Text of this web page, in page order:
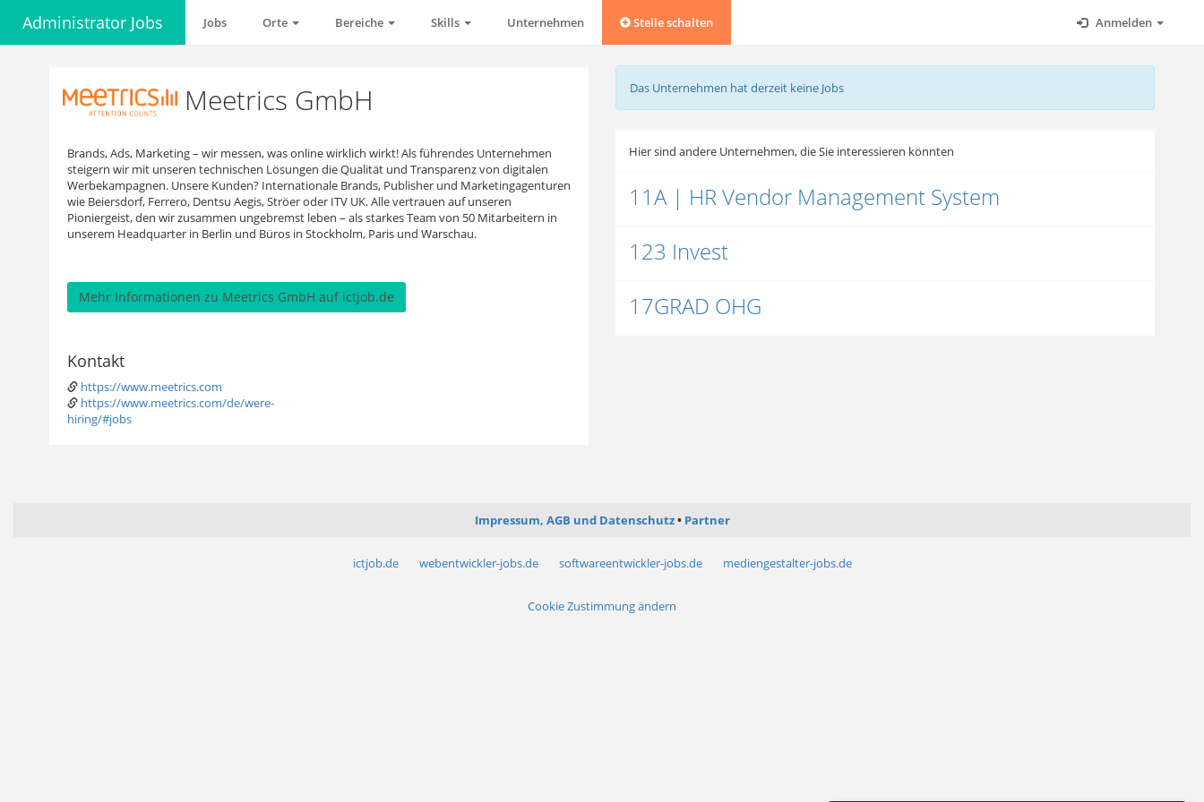
Administrator Jobs Jobs Orte Bereiche Skills Unternehmen Stelle schalten Anmelden
Meetrics GmbH
Brands, Ads, Marketing – wir messen, was online wirklich wirkt! Als führendes Unternehmen
steigern wir mit unseren technischen Lösungen die Qualität und Transparenz von digitalen
Werbekampagnen. Unsere Kunden? Internationale Brands, Publisher und Marketingagenturen
wie Beiersdorf, Ferrero, Dentsu Aegis, Ströer oder ITV UK. Alle vertrauen auf unseren
Pioniergeist, den wir zusammen ungebremst leben – als starkes Team von 50 Mitarbeitern in
unserem Headquarter in Berlin und Büros in Stockholm, Paris und Warschau.
Mehr Informationen zu Meetrics GmbH auf ictjob.de
Kontakt
https://www.meetrics.com
https://www.meetrics.com/de/were-
hiring/#jobs
Das Unternehmen hat derzeit keine Jobs
Hier sind andere Unternehmen, die Sie interessieren könnten
11A | HR Vendor Management System
123 Invest
17GRAD OHG
Impressum, AGB und Datenschutz Partner
ictjob.de webentwickler-jobs.de softwareentwickler-jobs.de mediengestalter-jobs.de
Cookie Zustimmung ändern